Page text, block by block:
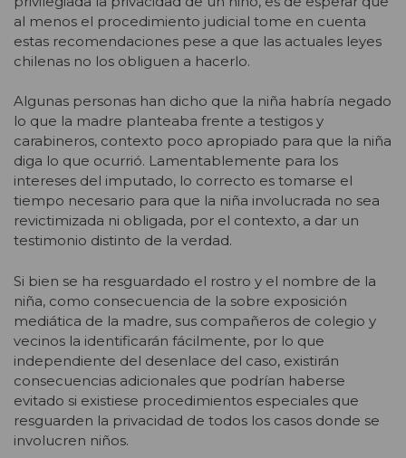
al menos el procedimiento judicial tome en cuenta
estas recomendaciones pese a que las actuales leyes
chilenas no los obliguen a hacerlo.
Algunas personas han dicho que la niña habría negado
lo que la madre planteaba frente a testigos y
carabineros, contexto poco apropiado para que la niña
diga lo que ocurrió. Lamentablemente para los
intereses del imputado, lo correcto es tomarse el
tiempo necesario para que la niña involucrada no sea
revictimizada ni obligada, por el contexto, a dar un
testimonio distinto de la verdad.
Si bien se ha resguardado el rostro y el nombre de la
niña, como consecuencia de la sobre exposición
mediática de la madre, sus compañeros de colegio y
vecinos la identificarán fácilmente, por lo que
independiente del desenlace del caso, existirán
consecuencias adicionales que podrían haberse
evitado si existiese procedimientos especiales que
resguarden la privacidad de todos los casos donde se
involucren niños.